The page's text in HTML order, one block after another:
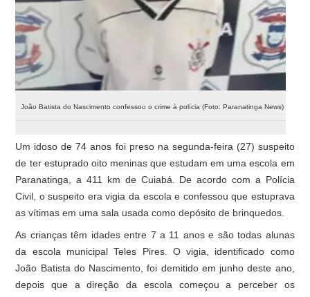
João Batista do Nascimento confessou o crime à polícia (Foto: Paranatinga News)
Um idoso de 74 anos foi preso na segunda-feira (27) suspeito
de ter estuprado oito meninas que estudam em uma escola em
Paranatinga, a 411 km de Cuiabá. De acordo com a Polícia
Civil, o suspeito era vigia da escola e confessou que estuprava
as vítimas em uma sala usada como depósito de brinquedos.
As crianças têm idades entre 7 a 11 anos e são todas alunas
da escola municipal Teles Pires. O vigia, identificado como
João Batista do Nascimento, foi demitido em junho deste ano,
depois que a direção da escola começou a perceber os